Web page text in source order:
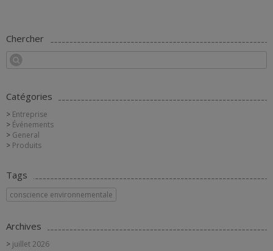
Chercher
Catégories
Entreprise
Événements
General
Produits
Tags
conscience environnementale
Archives
juillet 2026